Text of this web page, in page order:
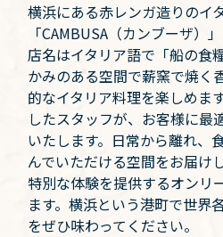
横浜にある赤レンガ造りのイ
「CAMBUSA（カンブーザ）」
店名はイタリア語で「船の食
かみのある空間で薪窯で焼く
的なイタリア料理を楽しめま
したスタッフが、お客様に最
いたします。日常から離れ、
んでいただける空間をお届け
特別な体験を提供するオンリ
ます。横浜という港町で世界
をぜひ味わってください。